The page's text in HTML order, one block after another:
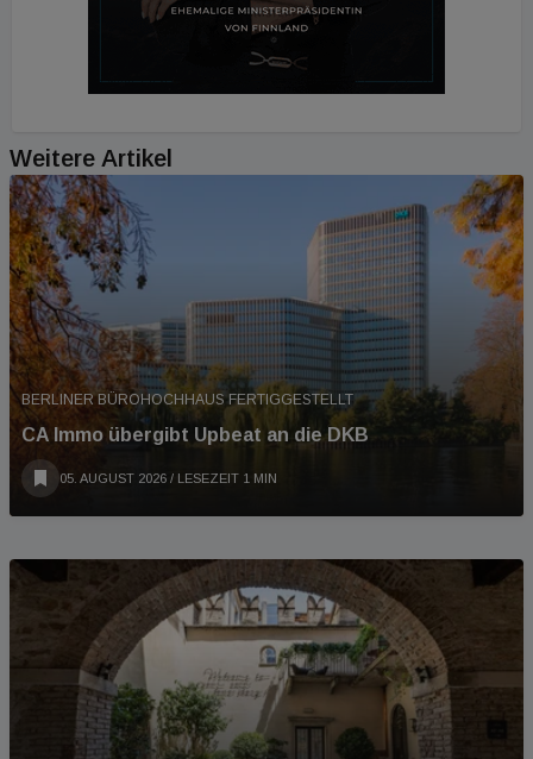
Weitere Artikel
BERLINER BÜROHOCHHAUS FERTIGGESTELLT
CA Immo übergibt Upbeat an die DKB
05. AUGUST 2026 / LESEZEIT 1 MIN